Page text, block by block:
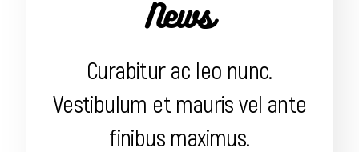
News
Curabitur ac leo nunc.
Vestibulum et mauris vel ante
finibus maximus.